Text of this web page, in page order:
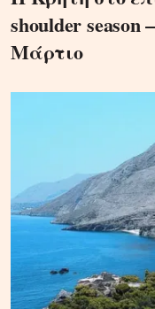
shoulder season
Μάρτιο